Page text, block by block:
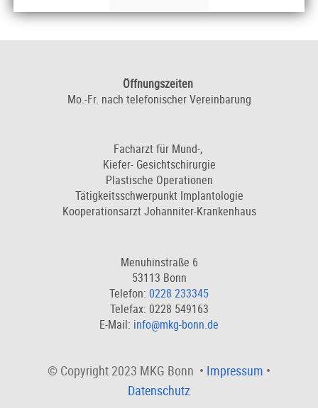
Öffnungszeiten
Mo.-Fr. nach telefonischer Vereinbarung
Facharzt für Mund-,
Kiefer- Gesichtschirurgie
Plastische Operationen
Tätigkeitsschwerpunkt Implantologie
Kooperationsarzt Johanniter-Krankenhaus
Menuhinstraße 6
53113 Bonn
Telefon: 0228 233345
Telefax: 0228 549163
E-Mail: info@mkg-bonn.de
© Copyright 2023 MKG Bonn • Impressum •
Datenschutz